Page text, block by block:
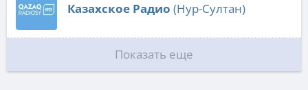
Казахское Радио (Нур-Султан)
Показать еще